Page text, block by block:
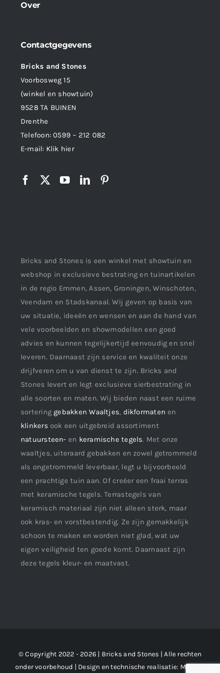
Over
Contactgegevens
Bricks and Stones
Voorbosweg 15
(winkel en showtuin)
9528 TA BUINEN
Drenthe
Telefoon:0599 – 212 082
E-mail: Klik hier
Bricks and Stones is een winkel met showtuin en
webshop in exclusieve bestrating en tuinartikelen
in de regio Emmen, Assen, Groningen, Winschoten,
Veendam en Stadskanaal. Wij geven op basis van
uw situatie, ideeën en wensen en aan de hand van
vele voorbeelden en showmodellen een goed
advies en kunnen tegelijkertijd eenvoudig en snel
leveren. Daarnaast zijn service en kwaliteit onze
drijfveren om u van dienst te zijn. Bricks and
Stones levert en legt exclusieve sierbestrating in
alle soorten en maten. Wij bieden naast een ruime
sortering gebakken Waaltjes, dikformaten en
klinkers ook een uitgebreid assortiment
natuursteen- en keramische tegels. Met onze
waaltjes, uiteraard gebakken en zowel getrommeld
als ongetrommeld leverbaar, legt u bijvoorbeeld
een prachtige tuin aan. Of creëer een fraai terras
met keramische tegels. Terrastegels van
keramisch materiaal zijn niet alleen sterk, maar
ook kras- en vorstbestendig. Ze zijn gemakkelijk
schoon te maken en worden niet glad, wat uw
eigen veiligheid ten goede komt. Daarnaast zijn
deze tegels kleur- en maatvast.
© Copyright 2022 - 2026 | Bricks and Stones | Alle rechten
onder voorbehoud | Design en technische realisatie: M2 !dee